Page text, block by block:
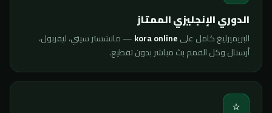
الدوري الإنجليزي الممتاز
البريميرليغ كامل علىkora online— مانشستر سيتي، ليفربول،
أرسنال وكل القمم بث مباشر بدون تقطيع.
⭐